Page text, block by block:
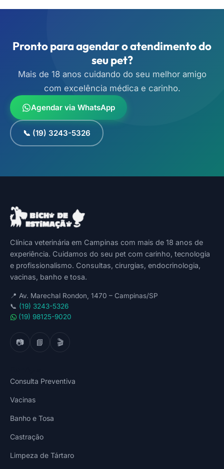
Pronto para agendar o atendimento do
seu pet?
Mais de 18 anos cuidando do seu melhor amigo
com excelência médica e carinho.
Agendar via WhatsApp
📞 (19) 3243-5326
Clínica veterinária em Campinas com mais de 18 anos de
experiência. Cuidamos do seu pet com carinho, tecnologia
e profissionalismo. Consultas, cirurgias, endocrinologia,
vacinas, banho e tosa.
📍 Av. Marechal Rondon, 1470 – Campinas/SP
📞 (19) 3243-5326
(19) 98125-9020
📷 📘 🎬
Consulta Preventiva
Vacinas
Banho e Tosa
Castração
Limpeza de Tártaro